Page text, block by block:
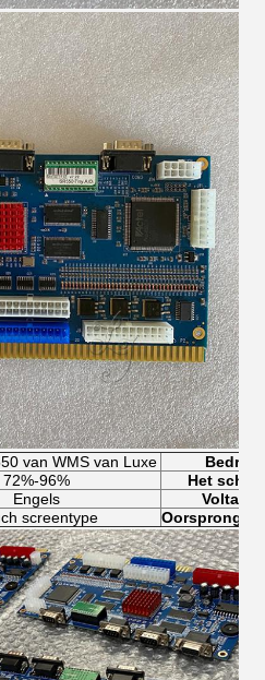
van WMS van Luxe
Bedrijf
72%-96%
Het
Engels
Voltage
screentype